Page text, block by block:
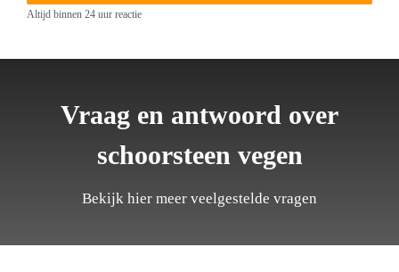
Altijd binnen 24 uur reactie
Vraag en antwoord over
schoorsteen vegen
Bekijk hier meer veelgestelde vragen